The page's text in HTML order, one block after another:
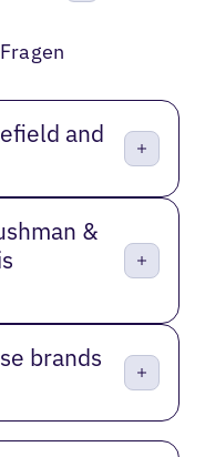
and
&
brands